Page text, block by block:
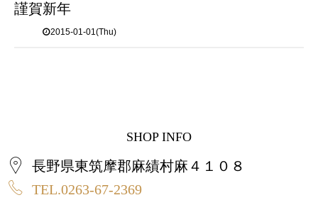
謹賀新年
2015-01-01(Thu)
SHOP INFO
長野県東筑摩郡麻績村麻４１０８
TEL.0263-67-2369